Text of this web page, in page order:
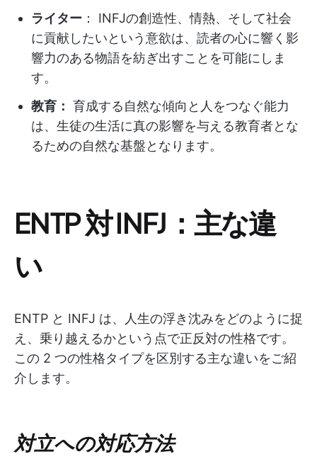
ライター ： INFJの創造性、情熱、そして社会
に貢献したいという意欲は、読者の心に響く影
響力のある物語を紡ぎ出すことを可能にしま
す。
教育： 育成する自然な傾向と人をつなぐ能力
は、生徒の生活に真の影響を与える教育者とな
るための自然な基盤となります。
ENTP 対 INFJ： 主な違
い
ENTP と INFJ は、人生の浮き沈みをどのように捉
え、乗り越えるかという点で正反対の性格です。
この 2 つの性格タイプを区別する主な違いをご紹
介します。
対立への対応方法